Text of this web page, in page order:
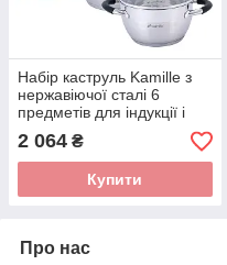
Набір каструль Kamille з
нержавіючої сталі 6
предметів для індукції і
газу (1.8 л, 2.5 л, 3.5 л)
KM-5754
2 064 ₴
Купити
Про нас